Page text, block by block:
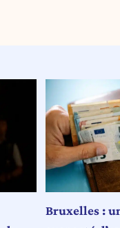
Bruxelles :